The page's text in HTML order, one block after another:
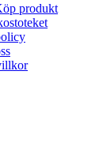
produkt